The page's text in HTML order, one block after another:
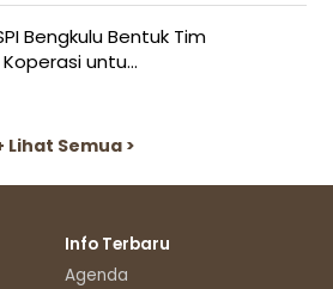
Bengkulu Bentuk Tim
untu...
Lihat Semua >
Info Terbaru
Agenda